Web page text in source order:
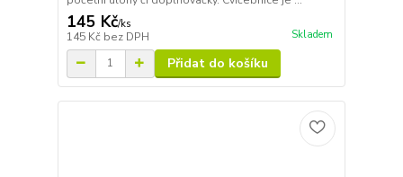
145 Kč/ks
145 Kč bez DPH Skladem
Přidat do košíku